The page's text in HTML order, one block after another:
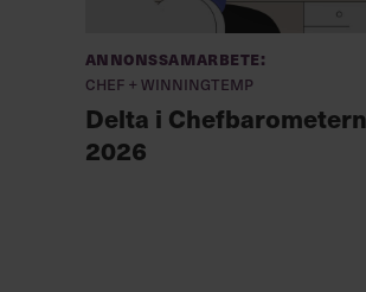
Annonssamarbete:
Chef + Winningtemp
Delta i Chefbarometern
2026